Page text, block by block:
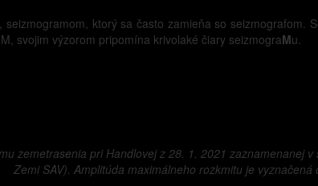
seizmogramom, ktorý sa často zamieňa so seizmografom.
svojim výzorom pripomína krivolaké čiary seizmograMu.
zemetrasenia pri Handlovej z 28. 1. 2021 zaznamenanej
Zemi SAV). Amplitúda maximálneho rozkmitu je